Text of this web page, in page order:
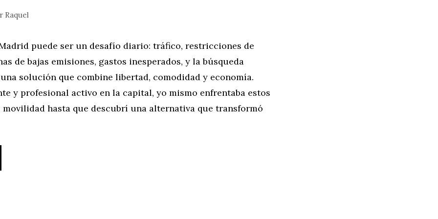
Raquel
puede ser un desafío diario: tráfico, restricciones de
de bajas emisiones, gastos inesperados, y la búsqueda
solución que combine libertad, comodidad y economía.
y profesional activo en la capital, yo mismo enfrentaba estos
movilidad hasta que descubrí una alternativa que transformó